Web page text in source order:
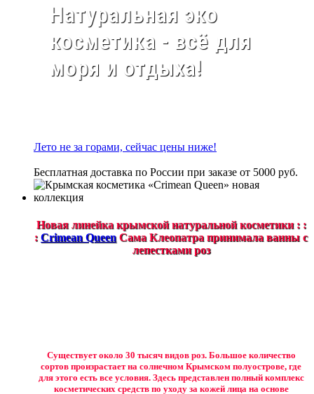
Натуральная эко
косметика - всё для
моря и отдыха!
Лето не за горами, сейчас цены ниже!
Бесплатная доставка по России при заказе от 5000 руб.
Новая линейка крымской натуральной косметики : :
: Crimean Queen Сама Клеопатра принимала ванны с
лепестками роз
Существует около 30 тысяч видов роз. Большое количество
сортов произрастает на солнечном Крымском полуострове, где
для этого есть все условия. Здесь представлен полный комплекс
косметических средств по уходу за кожей лица на основе